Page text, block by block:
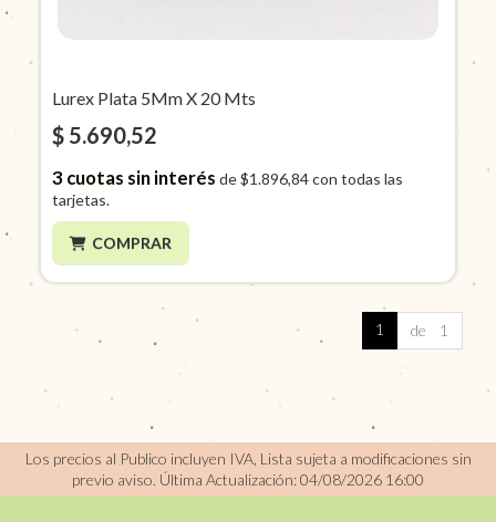
Lurex Plata 5Mm X 20 Mts
$ 5.690,52
3cuotas sin interés de$1.896,84con todas las
tarjetas.
COMPRAR
1 de 1
Los precios al Publico incluyen IVA, Lista sujeta a modificaciones sin
previo aviso. Última Actualización: 04/08/2026 16:00